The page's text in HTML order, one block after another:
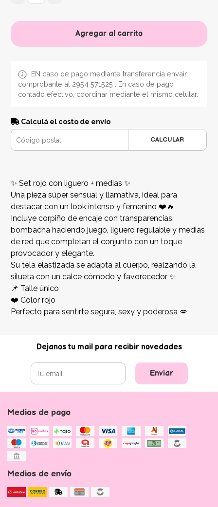
Agregar al carrito
EN caso de pago mediante transferencia envair
comprobante al 2954 571525 . En caso de pago
contado efectivo, coordinar mediante el mismo celular.
Calculá el costo de envío
CALCULAR
✨ Set rojo con liguero + medias ✨
Una pieza súper sensual y llamativa, ideal para
destacar con un look intenso y femenino ❤️🔥
Incluye corpiño de encaje con transparencias,
bombacha haciendo juego, liguero regulable y medias
de red que completan el conjunto con un toque
provocador y elegante.
Su tela elastizada se adapta al cuerpo, realzando la
silueta con un calce cómodo y favorecedor ✨
📌 Talle único
❤️ Color rojo
Perfecto para sentirte segura, sexy y poderosa 💋
Dejanos tu mail para recibir novedades
Enviar
Medios de pago
Medios de envío